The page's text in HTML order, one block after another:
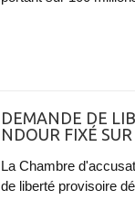
DEMANDE DE
NDOUR FIXÉ
La Chambre
de liberté provisoire